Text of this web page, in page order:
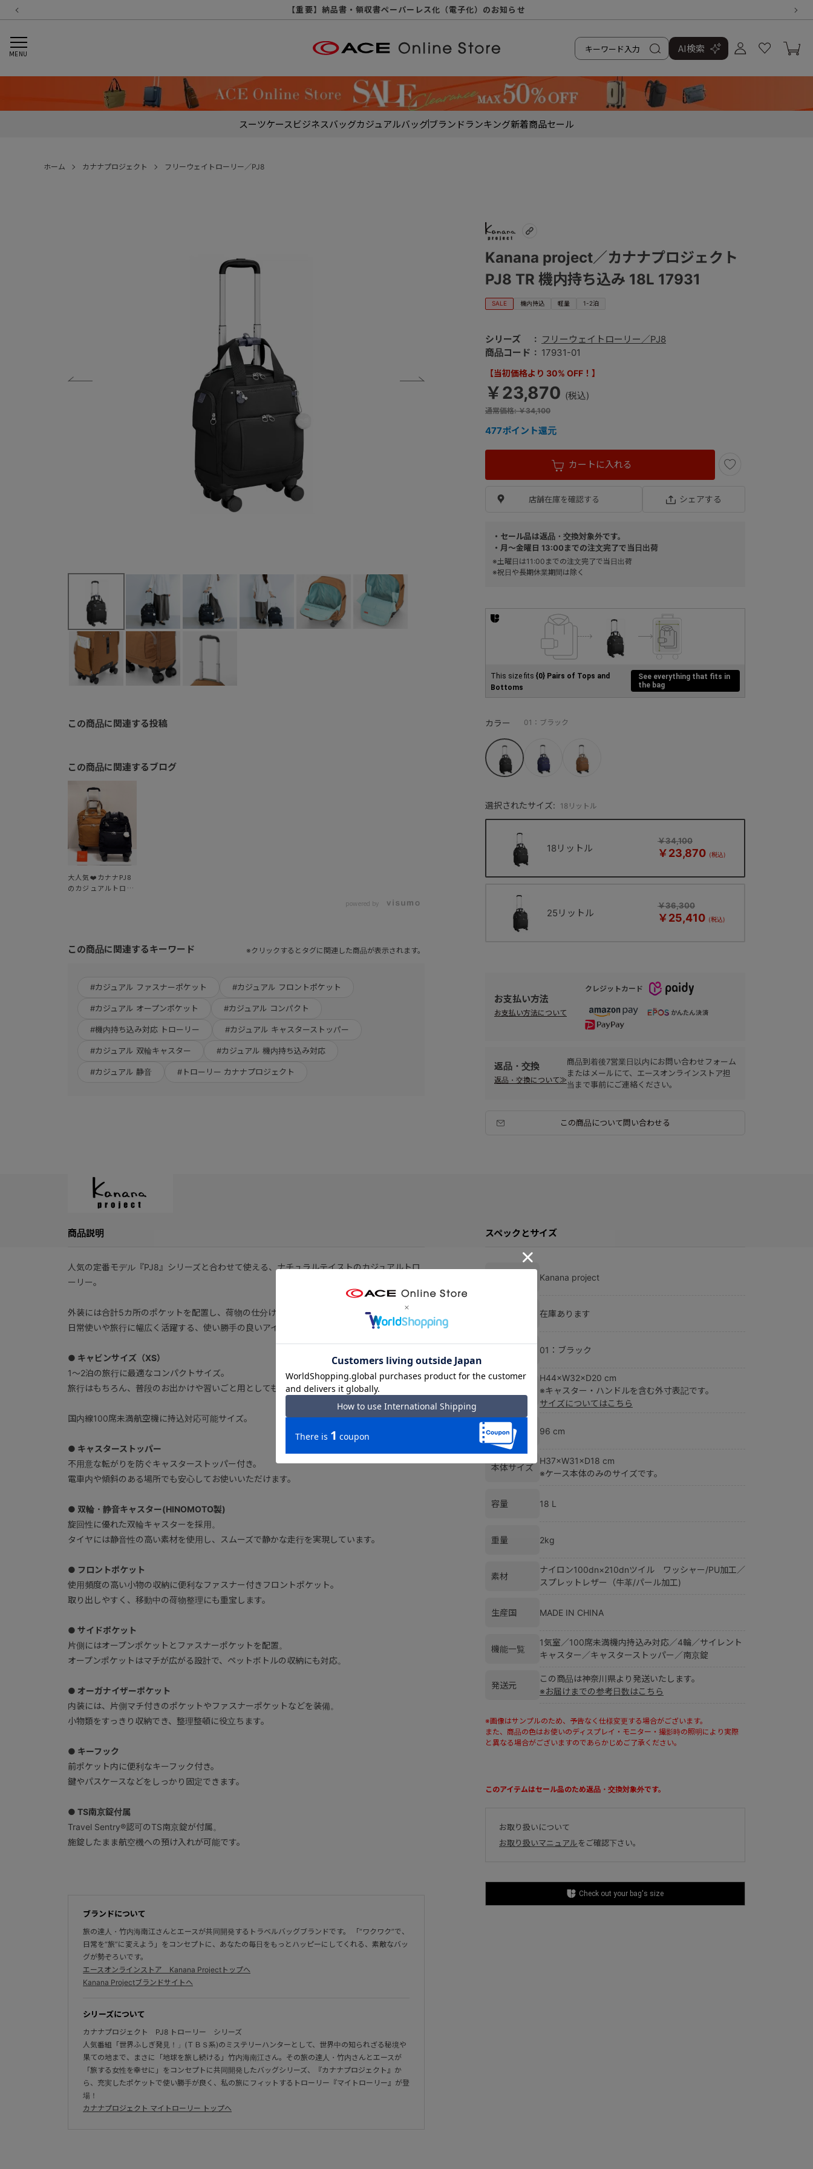
【重要】システムエラーによる出荷遅延につきまして
【重要】8/11（火・祝）休業及び配送スケジュールについて
【重要】令和８年熊本地震に伴う配送への影響について
【重要】納品書・領収書ペーパーレス化（電子化）のお知らせ
【重要】天候不良や交通状況・物量増等に伴う配送への影響について
【重要】悪質な詐欺サイトにご注意ください
【重要】各種メールが届かない場合に関しまして
【重要】お問い合わせのご対応に関しまして
【重要】SNSのなりすまし詐欺にご注意ください
MENU AI検索
スーツケースビジネスバッグカジュアルバッグブランドランキング新着商品セール
ホーム カナナプロジェクト フリーウェイトローリー／PJ8
この商品に関連する投稿
この商品に関連するブログ
大人気❤️カナナPJ8
のカジュアルトロー
powered by
この商品に関連するキーワード ※クリックするとタグに関連した商品が表示されます。
#カジュアル ファスナーポケット #カジュアル フロントポケット
#カジュアル オープンポケット #カジュアル コンパクト
#機内持ち込み対応 トローリー #カジュアル キャスターストッパー
#カジュアル 双輪キャスター #カジュアル 機内持ち込み対応
#カジュアル 静音 #トローリー カナナプロジェクト
SALE 機内持込 軽量 1-2泊
Kanana project／カナナプロジェクト
PJ8 TR 機内持ち込み 18L 17931
シリーズ フリーウェイトローリー／PJ8
選択されたサイズ: 18リットル
商品コード 17931-01
【当初価格より 30% OFF！】
￥23,870
通常価格:￥34,100
477ポイント還元
18リットル
￥34,100
￥23,870
25リットル
￥36,300
￥25,410
カラー 01：ブラック
This size fits {0} Pairs of Tops and
Bottoms
See everything that fits in
the bag
カートに入れる
・セール品は返品・交換対象外です。
・月～金曜日 13:00までの注文完了で当日出荷
※土曜日は11:00までの注文完了で当日出荷
※祝日や長期休業期間は除く
この商品について問い合わせる
返品・交換
返品・交換について≫
商品到着後7営業日以内にお問い合わせフォーム
またはメールにて、エースオンラインストア担
当まで事前にご連絡ください。
店舗在庫を確認する シェアする
お支払い方法
お支払い方法について
クレジットカード
商品説明
人気の定番モデル『PJ8』シリーズと合わせて使える、ナチュラルテイストのカジュアルトロ
ーリー。
外装には合計5カ所のポケットを配置し、荷物の仕分け・取り出しがしやすい設計。
日常使いや旅行に幅広く活躍する、使い勝手の良いアイテムです。
● キャビンサイズ（XS）
1～2泊の旅行に最適なコンパクトサイズ。
旅行はもちろん、普段のお出かけや習いごと用としても使いやすい仕様です。
国内線100席未満航空機に持込対応可能サイズ。
● キャスターストッパー
不用意な転がりを防ぐキャスターストッパー付き。
電車内や傾斜のある場所でも安心してお使いいただけます。
● 双輪・静音キャスター(HINOMOTO製)
旋回性に優れた双輪キャスターを採用。
タイヤには静音性の高い素材を使用し、スムーズで静かな走行を実現しています。
● フロントポケット
使用頻度の高い小物の収納に便利なファスナー付きフロントポケット。
取り出しやすく、移動中の荷物整理にも重宝します。
● サイドポケット
片側にはオープンポケットとファスナーポケットを配置。
オープンポケットはマチが広がる設計で、ペットボトルの収納にも対応。
● オーガナイザーポケット
内装には、片側マチ付きのポケットやファスナーポケットなどを装備。
小物類をすっきり収納でき、整理整頓に役立ちます。
● キーフック
前ポケット内に便利なキーフック付き。
鍵やパスケースなどをしっかり固定できます。
● TS南京錠付属
Travel Sentry®認可のTS南京錠が付属。
施錠したまま航空機への預け入れが可能です。
ブランドについて
旅の達人・竹内海南江さんとエースが共同開発するトラベルバッグブランドです。 「“ワクワク”で、
日常を“旅”に変えよう」をコンセプトに、あなたの毎日をもっとハッピーにしてくれる、素敵なバッ
グが勢ぞろいです。
エースオンラインストア Kanana Projectトップへ
Kanana Projectブランドサイトへ
シリーズについて
カナナプロジェクト PJ8 トローリー シリーズ
人気番組「世界ふしぎ発見！」(ＴＢＳ系)のミステリーハンターとして、世界中の知られざる秘境や
果ての地まで、まさに「地球を旅し続ける」竹内海南江さん。その旅の達人・竹内さんとエースが
「旅する女性を幸せに」をコンセプトに共同開発したバッグシリーズ、『カナナプロジェクト』か
ら、充実したポケットで使い勝手が良く、私の旅にフィットするトローリー『マイトローリー』が登
場！
カナナプロジェクト マイトローリー トップへ
スペックとサイズ
Kanana project
発送元
この商品は神奈川県より発送いたします。
※お届けまでの参考日数はこちら
01：ブラック
在庫あります
H44×W32×D20 cm
※キャスター・ハンドルを含む外寸表記です。
サイズについてはこちら
総外寸 96 cm
本体サイズ
H37×W31×D18 cm
※ケース本体のみのサイズです。
容量 18 L
重量 2kg
素材
ナイロン100dn×210dnツイル ワッシャー/PU加工／
スプレットレザー（牛革/パール加工)
生産国 MADE IN CHINA
機能一覧
1気室／100席未満機内持込み対応／4輪／サイレント
キャスター／キャスターストッパー／南京錠
※画像はサンプルのため、予告なく仕様変更する場合がございます。
また、商品の色はお使いのディスプレイ・モニター・撮影時の照明により実際
と異なる場合がございますのであらかじめご了承ください。
お取り扱いについて
お取り扱いマニュアルをご確認下さい。
このアイテムはセール品のため返品・交換対象外です。
Check out your bag's size